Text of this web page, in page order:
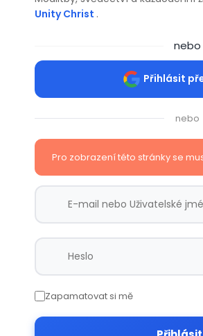
Unity Christ .
nebo
Přihlásit
nebo
Pro zobrazení této stránky se
Zapamatovat si mě